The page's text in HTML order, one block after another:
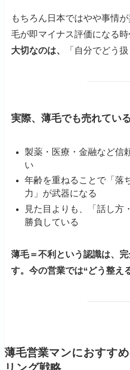
もちろん日本ではやや事情
毛が即マイナス評価になる時
大切なのは、
「自分でどう
実際、薄毛でも売れてい
製薬・医療・金融など信
い
年齢を重ねることで「落
力」が武器になる
見た目よりも、「話し方
勝負している
薄毛＝不利という認識は、
す。今の営業では“どう整え
薄毛営業マンにおすす